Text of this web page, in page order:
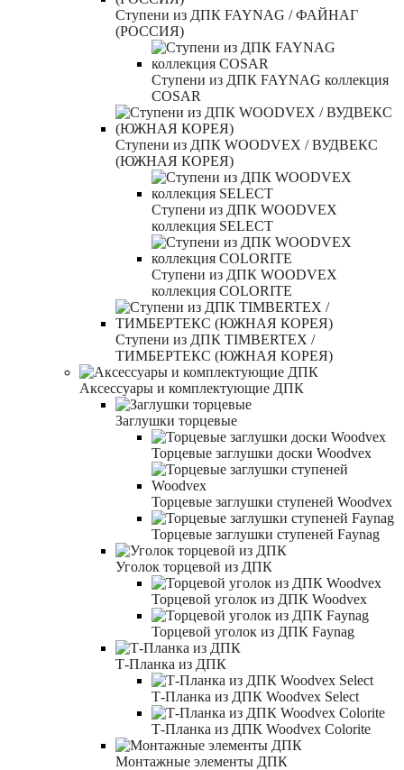
Ступени из ДПК FAYNAG / ФАЙНАГ
(РОССИЯ)
Ступени из ДПК FAYNAG коллекция
COSAR
Ступени из ДПК WOODVEX / ВУДВЕКС
(ЮЖНАЯ КОРЕЯ)
Ступени из ДПК WOODVEX
коллекция SELECT
Ступени из ДПК WOODVEX
коллекция COLORITE
Ступени из ДПК TIMBERTEX /
ТИМБЕРТЕКС (ЮЖНАЯ КОРЕЯ)
Аксессуары и комплектующие ДПК
Заглушки торцевые
Торцевые заглушки доски Woodvex
Торцевые заглушки ступеней Woodvex
Торцевые заглушки ступеней Faynag
Уголок торцевой из ДПК
Торцевой уголок из ДПК Woodvex
Торцевой уголок из ДПК Faynag
Т-Планка из ДПК
Т-Планка из ДПК Woodvex Select
Т-Планка из ДПК Woodvex Colorite
Монтажные элементы ДПК